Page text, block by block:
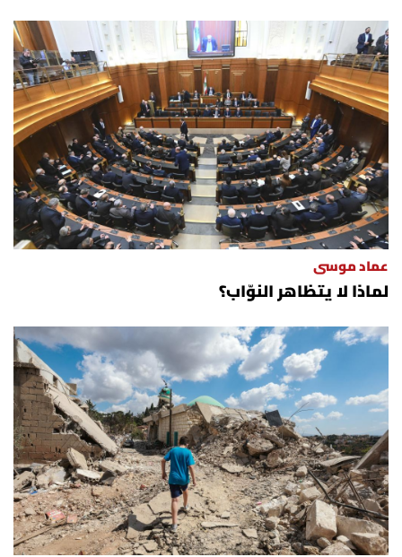
عماد موسى
لماذا لا يتظاهر النوّاب؟